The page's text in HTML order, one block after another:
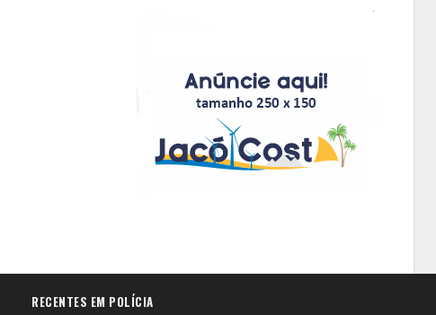
RECENTES EM POLÍCIA